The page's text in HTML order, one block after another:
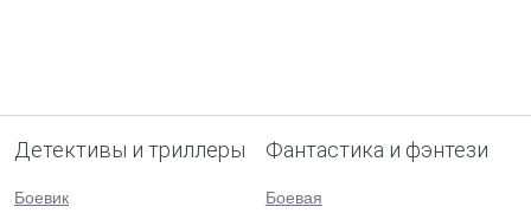
Детективы и триллеры
Боевик
Фантастика и фэнтези
Боевая